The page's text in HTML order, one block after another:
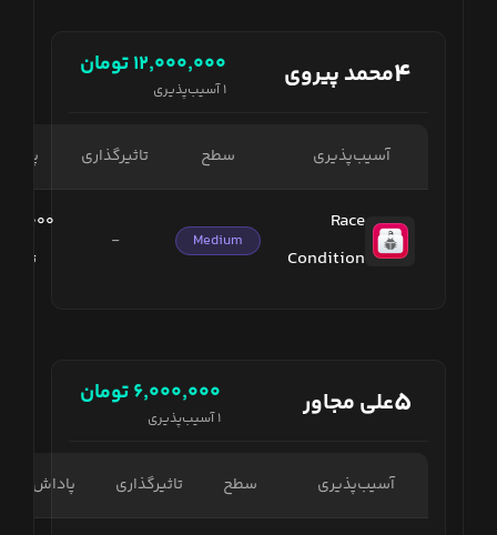
۴محمد پیروی ۱۲٬۰۰۰٬۰۰۰تومان
۱آسیب‌پذیری
آسیب‌پذیری سطح تاثیرگذاری
Race
Condition
Medium
-
۵علی مجاور ۶٬۰۰۰٬۰۰۰تومان
۱آسیب‌پذیری
آسیب‌پذیری سطح تاثیرگذاری پاداش